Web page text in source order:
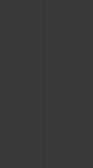
على كارت الإقامة الذكي.
المصرية وفقا لبيان
بالتوجه للإدارة
الإعفاء فى إطار خطة
الدولة من خلال
تقدمها الدولة.
أن هذا الإجراء يأتي